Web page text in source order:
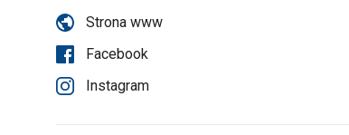
Strona www
Facebook
Instagram